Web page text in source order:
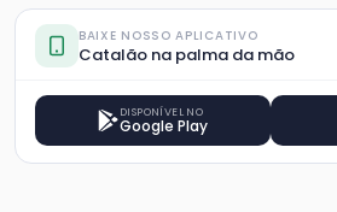
BAIXE NOSSO APLICATIVO
Catalão na palma da mão
DISPONÍVEL NO
Google Play